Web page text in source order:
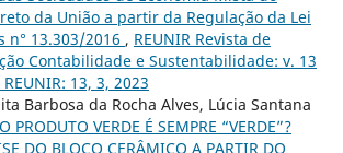
da União a partir da Regulação da Lei
n° 13.303/2016 , REUNIR Revista de
Contabilidade e Sustentabilidade: v. 13
13, 3, 2023
Barbosa da Rocha Alves, Lúcia Santana
O PRODUTO VERDE É SEMPRE “VERDE”?
DO BLOCO CERÂMICO A PARTIR DO